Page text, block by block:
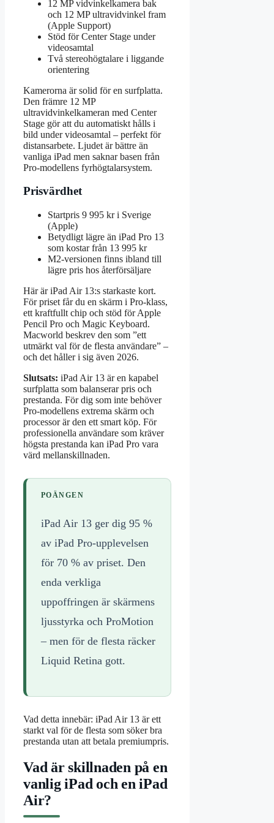
12 MP vidvinkelkamera bak
och 12 MP ultravidvinkel fram
(Apple Support)
Stöd för Center Stage under
videosamtal
Två stereohögtalare i liggande
orientering
Kamerorna är solid för en surfplatta.
Den främre 12 MP
ultravidvinkelkameran med Center
Stage gör att du automatiskt hålls i
bild under videosamtal – perfekt för
distansarbete. Ljudet är bättre än
vanliga iPad men saknar basen från
Pro-modellens fyrhögtalarsystem.
Prisvärdhet
Startpris 9 995 kr i Sverige
(Apple)
Betydligt lägre än iPad Pro 13
som kostar från 13 995 kr
M2-versionen finns ibland till
lägre pris hos återförsäljare
Här är iPad Air 13:s starkaste kort.
För priset får du en skärm i Pro-klass,
ett kraftfullt chip och stöd för Apple
Pencil Pro och Magic Keyboard.
Macworld beskrev den som ”ett
utmärkt val för de flesta användare” –
och det håller i sig även 2026.
Slutsats: iPad Air 13 är en kapabel
surfplatta som balanserar pris och
prestanda. För dig som inte behöver
Pro-modellens extrema skärm och
processor är den ett smart köp. För
professionella användare som kräver
högsta prestanda kan iPad Pro vara
värd mellanskillnaden.
POÄNGEN
iPad Air 13 ger dig 95 %
av iPad Pro-upplevelsen
för 70 % av priset. Den
enda verkliga
uppoffringen är skärmens
ljusstyrka och ProMotion
– men för de flesta räcker
Liquid Retina gott.
Vad detta innebär: iPad Air 13 är ett
starkt val för de flesta som söker bra
prestanda utan att betala premiumpris.
Vad är skillnaden på en
vanlig iPad och en iPad
Air?